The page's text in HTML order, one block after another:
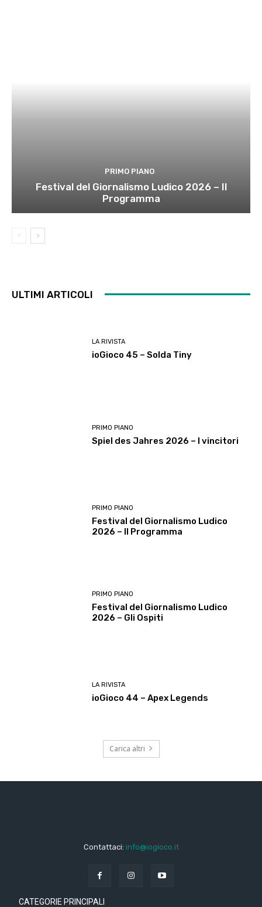
PRIMO PIANO
Festival del Giornalismo Ludico 2026 – Il
Programma
ULTIMI ARTICOLI
LA RIVISTA
ioGioco 45 – Solda Tiny
PRIMO PIANO
Spiel des Jahres 2026 – I vincitori
PRIMO PIANO
Festival del Giornalismo Ludico
2026 – Il Programma
PRIMO PIANO
Festival del Giornalismo Ludico
2026 – Gli Ospiti
LA RIVISTA
ioGioco 44 – Apex Legends
Carica altri
Contattaci: info@iogioco.it
CATEGORIE PRINCIPALI